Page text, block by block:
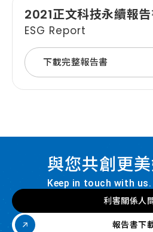
2021正文科技永續報
ESG Report
下載完整報告書
與您共創更
Keep in touch with us.
利害關係人
報告書下